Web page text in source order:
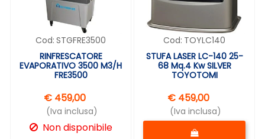
Cod: STGFRE3500
RINFRESCATORE
EVAPORATIVO 3500 M3/H
FRE3500
€ 459,00
(Iva inclusa)
Non disponibile
Cod: TOYLC140
STUFA LASER LC-140 25-
68 Mq.4 Kw SILVER
TOYOTOMI
€ 459,00
(Iva inclusa)
Quantità